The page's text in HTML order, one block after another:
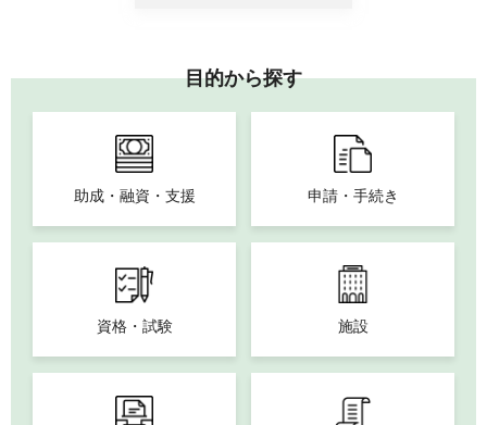
目的から探す
助成・融資・支援 申請・手続き
資格・試験 施設